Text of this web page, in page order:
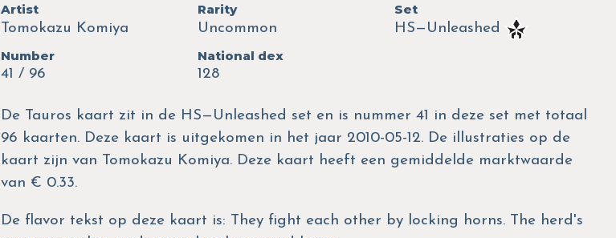
Artist
Tomokazu Komiya
Rarity
Uncommon
Set
HS—Unleashed
Number
41 / 96
National dex
128
De Tauros kaart zit in de HS—Unleashed set en is nummer 41 in deze set met totaal
96 kaarten. Deze kaart is uitgekomen in het jaar 2010-05-12. De illustraties op de
kaart zijn van Tomokazu Komiya. Deze kaart heeft een gemiddelde marktwaarde
van € 0.33.
De flavor tekst op deze kaart is: They fight each other by locking horns. The herd's